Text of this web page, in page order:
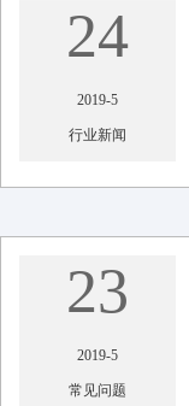
24
2019-5
行业新闻
23
2019-5
常见问题